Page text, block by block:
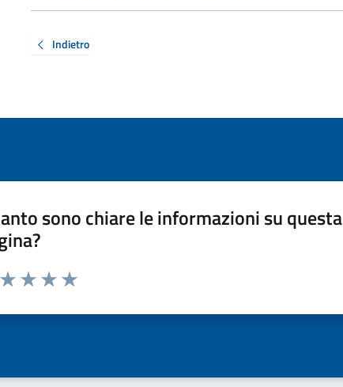
Indietro
sono chiare le informazioni su questa
da 1 a 5 stelle la pagina